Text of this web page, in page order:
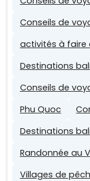
Conseils de
activités à faire
Destinations
Conseils de
Phu Quoc
Destinations
Randonnée au
Villages de